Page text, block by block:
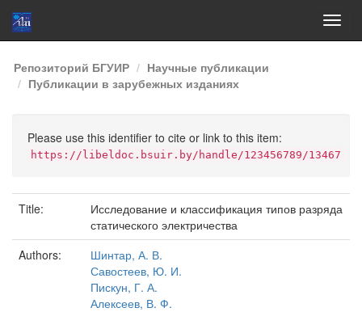
Skip
navigation
Репозиторий БГУИР
Научные публикации
Публикации в зарубежных изданиях
Please use this identifier to cite or link to this item:
https://libeldoc.bsuir.by/handle/123456789/13467
Title:
Исследование и классификация типов разряда
статического электричества
Authors:
Шинтар, А. В.
Савостеев, Ю. И.
Пискун, Г. А.
Алексеев, В. Ф.